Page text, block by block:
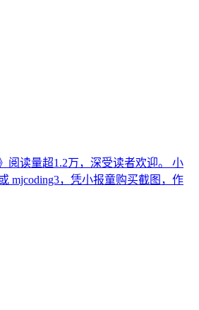
阅读量超1.2万，深受读者欢迎。 小
mjcoding3，凭小报童购买截图，作